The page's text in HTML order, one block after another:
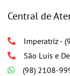
Central de
Imperatriz -
São Luís e
(98) 2108-